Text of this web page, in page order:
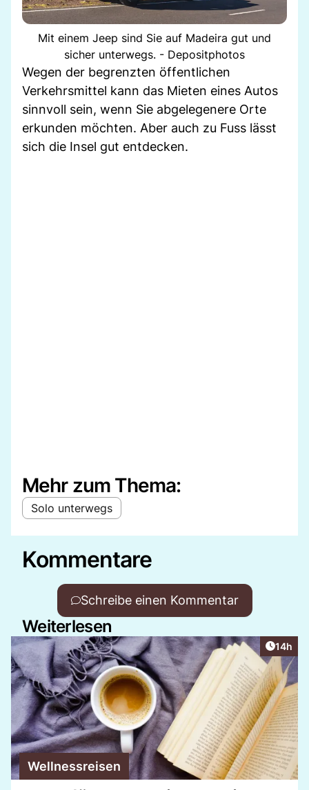
Mit einem Jeep sind Sie auf Madeira gut und
sicher unterwegs. - Depositphotos
Wegen der begrenzten öffentlichen
Verkehrsmittel kann das Mieten eines Autos
sinnvoll sein, wenn Sie abgelegenere Orte
erkunden möchten. Aber auch zu Fuss lässt
sich die Insel gut entdecken.
Mehr zum Thema:
Solo unterwegs
Kommentare
Schreibe einen Kommentar
Weiterlesen
Artikel
14h
Wellnessreisen